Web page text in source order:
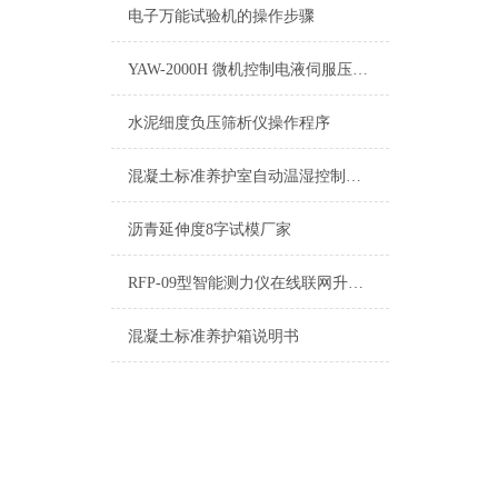
电子万能试验机的操作步骤
YAW-2000H 微机控制电液伺服压力试验机技术说明
水泥细度负压筛析仪操作程序
混凝土标准养护室自动温湿控制仪操作说明书
沥青延伸度8字试模厂家
RFP-09型智能测力仪在线联网升级步骤
混凝土标准养护箱说明书